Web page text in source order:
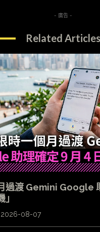
- 廣告 -
Related Articles
過渡 Gemini Google
2026-08-07